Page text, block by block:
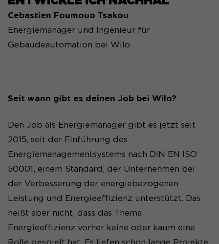
Cebastien Foumouo Tsakou
Energiemanager und Ingenieur für
Gebäudeautomation bei Wilo
Seit wann gibt es deinen Job bei Wilo?
Den Job als Energiemanager gibt es jetzt seit
2015, seit der Einführung des
Energiemanagementsystems nach DIN EN ISO
50001, einem Standard, der Unternehmen bei
der Verbesserung der energiebezogenen
Leistung und Energieeffizienz unterstützt. Das
heißt aber nicht, dass das Thema
Energieeffizienz vorher keine oder kaum eine